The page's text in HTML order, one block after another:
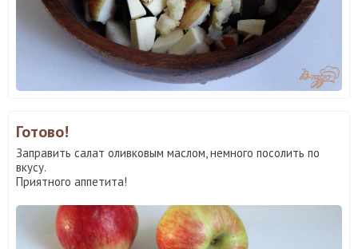
Готово!
Заправить салат оливковым маслом, немного посолить по
вкусу.
Приятного аппетита!